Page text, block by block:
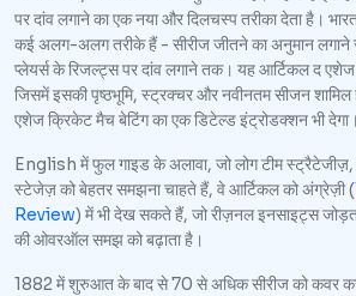
पर दांव लगाने का एक नया और दिलचस्प तरीका देता है।
कई अलग-अलग तरीके हैं - सीरीज जीतने का अनुमान
प्लेयर्स के रिजल्ट्स पर दांव लगाने तक। यह आर्टिकल द एशेज
जिसमें इसकी पृष्ठभूमि, स्ट्रक्चर और नवीनतम सीजन शामिल
एशेज क्रिकेट मैच बेटिंग का एक डिटेल्ड इंट्रोडक्शन भी देगा।
English में फुल गाइड के अलावा, जो लोग टीम स्ट्रैटेजीज़,
स्टेजेज़ को बेहतर समझना चाहते हैं, वे आर्टिकल को अंग्रेज़ी (
Review) में भी देख सकते हैं, जो रीज़नल इनसाइट्स
की ओवरऑल समझ को बढ़ाता है।
1882 में शुरुआत के बाद से 70 से अधिक सीरीज को कवर